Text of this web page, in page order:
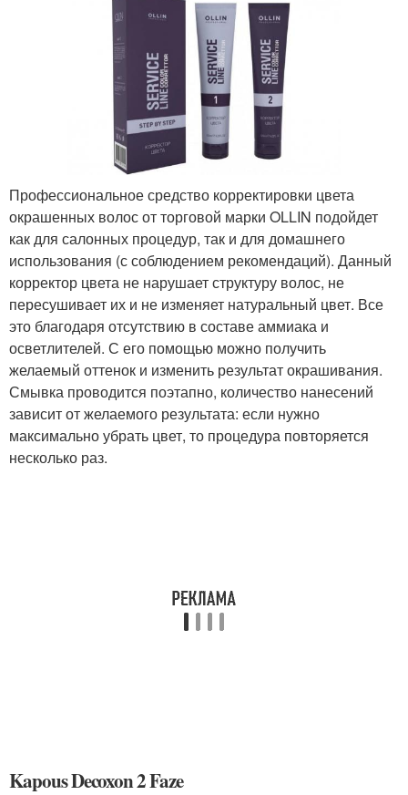
Профессиональное средство корректировки цвета
окрашенных волос от торговой марки OLLIN подойдет
как для салонных процедур, так и для домашнего
использования (с соблюдением рекомендаций). Данный
корректор цвета не нарушает структуру волос, не
пересушивает их и не изменяет натуральный цвет. Все
это благодаря отсутствию в составе аммиака и
осветлителей. С его помощью можно получить
желаемый оттенок и изменить результат окрашивания.
Смывка проводится поэтапно, количество нанесений
зависит от желаемого результата: если нужно
максимально убрать цвет, то процедура повторяется
несколько раз.
Kapous Decoxon 2 Faze